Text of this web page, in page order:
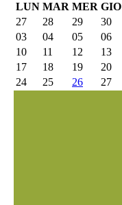
LUN MAR MER GIO
27
28 29 30
03
04 05 06
10
11 12 13
17
18 19 20
24
25 26 27